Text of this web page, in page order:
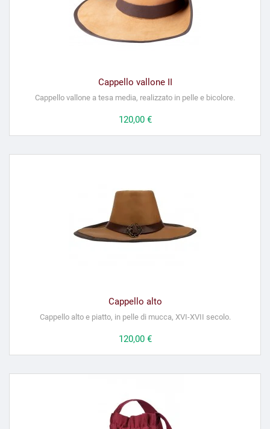
Cappello vallone II
Cappello vallone a tesa media, realizzato in pelle e bicolore.
Prezzo
120,00 €
Cappello alto
Cappello alto e piatto, in pelle di mucca, XVI-XVII secolo.
Prezzo
120,00 €